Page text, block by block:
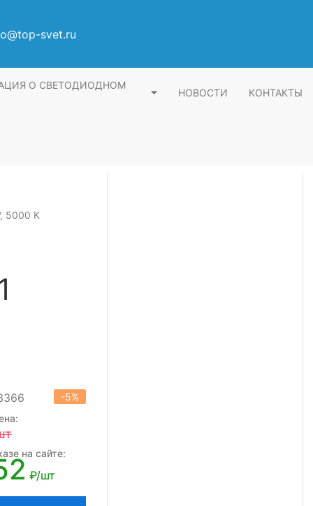
svet.ru
О СВЕТОДИОДНОМ
НОВОСТИ КОНТАКТЫ
5000 К
-5%
на сайте:
₽/шт